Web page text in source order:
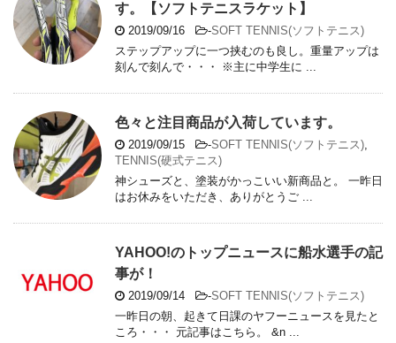
す。【ソフトテニスラケット】
2019/09/16 -SOFT TENNIS(ソフトテニス)
ステップアップに一つ挟むのも良し。重量アップは
刻んで刻んで・・・ ※主に中学生に ...
色々と注目商品が入荷しています。
2019/09/15 -SOFT TENNIS(ソフトテニス),
TENNIS(硬式テニス)
神シューズと、塗装がかっこいい新商品と。 一昨日
はお休みをいただき、ありがとうご ...
YAHOO!のトップニュースに船水選手の記
事が！
2019/09/14 -SOFT TENNIS(ソフトテニス)
一昨日の朝、起きて日課のヤフーニュースを見たと
ころ・・・ 元記事はこちら。 &n ...